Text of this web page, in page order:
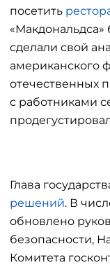
посетить
«Макдональдса»
сделали свой
американского
отечественных
с работниками
Глава
решений. В
обновлено
безопасности,
Комитета